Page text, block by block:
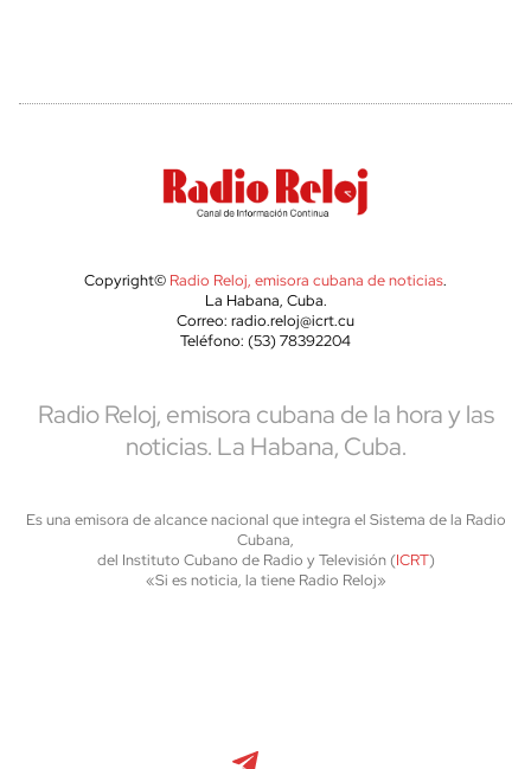
Copyright© Radio Reloj, emisora cubana de noticias.
La Habana, Cuba.
Correo: radio.reloj@icrt.cu
Teléfono: (53) 78392204
Radio Reloj, emisora cubana de la hora y las
noticias. La Habana, Cuba.
Es una emisora de alcance nacional que integra el Sistema de la Radio
Cubana,
del Instituto Cubano de Radio y Televisión (ICRT)
«Si es noticia, la tiene Radio Reloj»